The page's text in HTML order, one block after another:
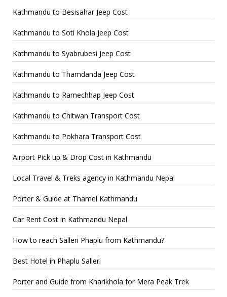
Kathmandu to Besisahar Jeep Cost
Kathmandu to Soti Khola Jeep Cost
Kathmandu to Syabrubesi Jeep Cost
Kathmandu to Thamdanda Jeep Cost
Kathmandu to Ramechhap Jeep Cost
Kathmandu to Chitwan Transport Cost
Kathmandu to Pokhara Transport Cost
Airport Pick up & Drop Cost in Kathmandu
Local Travel & Treks agency in Kathmandu Nepal
Porter & Guide at Thamel Kathmandu
Car Rent Cost in Kathmandu Nepal
How to reach Salleri Phaplu from Kathmandu?
Best Hotel in Phaplu Salleri
Porter and Guide from Kharikhola for Mera Peak Trek